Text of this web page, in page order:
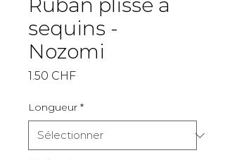
Ruban plissé à
sequins -
Nozomi
1.50 CHFPrix
Longueur *